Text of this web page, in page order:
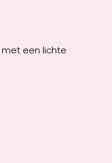
met een lichte